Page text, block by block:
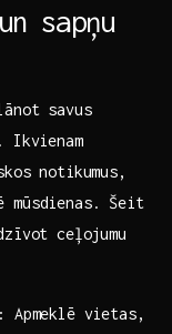
sapņu
savus
Ikvienam
⁣notikumus,
Šeit
ceļojumu
: Apmeklē vietas,